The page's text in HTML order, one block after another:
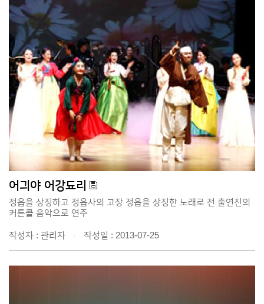
어긔야 어강됴리
정읍을 상징하고 정읍사의 고장 정읍을 상징한 노래로 전 출연진의
커튼콜 음악으로 연주
작성자 : 관리자 작성일 : 2013-07-25